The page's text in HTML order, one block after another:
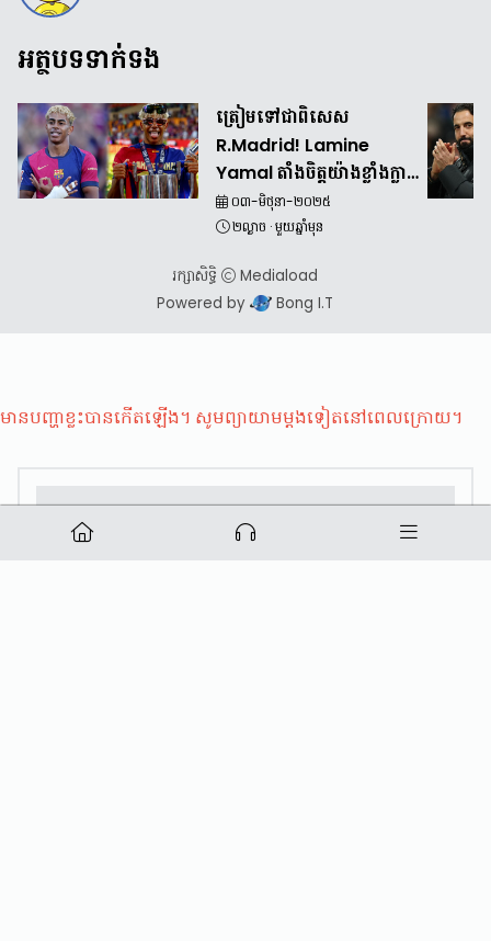
អត្ថបទទាក់ទង
ត្រៀមទៅជាពិសេស
R.Madrid! Lamine
Yamal តាំងចិត្តយ៉ាងខ្លាំងក្លា
បែបនេះសម្រាប់ខ្លួនឯងនារដូវ
កាលក្រោយ
០៣-មិថុនា-២០២៥
២ល្ងាច ·មួយឆ្នាំមុន
រក្សាសិទ្ធិ
Mediaload
Powered by
Bong I.T
មានបញ្ហាខ្លះបានកើតឡើង។ សូមព្យាយាមម្តងទៀតនៅពេលក្រោយ។